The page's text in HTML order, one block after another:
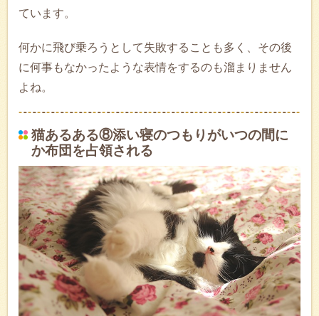
ています。
何かに飛び乗ろうとして失敗することも多く、その後
に何事もなかったような表情をするのも溜まりません
よね。
猫あるある⑧添い寝のつもりがいつの間に
か布団を占領される